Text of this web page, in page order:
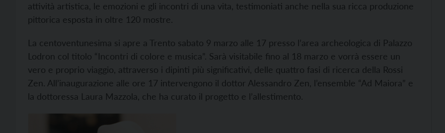
attività artistica, le emozioni e gli incontri di una vita, testimoniati anche nella sua ricca produzione
pittorica esposta in oltre 120 mostre.
La centoventunesima si apre a Trento sabato 9 marzo alle 17 presso l’area archeologica di Palazzo
Lodron col titolo “Incontri di colore e musica”. Sarà visitabile fino al 18 marzo e vorrà essere un
vero e proprio viaggio, attraverso i dipinti più significativi, delle quattro fasi di ricerca della Rossi
Zen. All’inaugurazione alle ore 17 intervengono il dottor Alessandro Zen, l’ensemble “Ad Maiora” e
la dottoressa Laura Mazzola, che ha curato il progetto e l’allestimento.